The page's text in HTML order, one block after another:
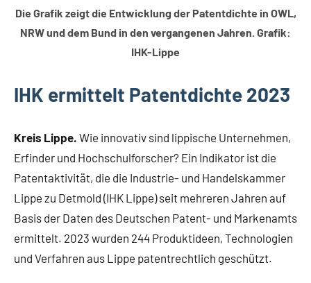
Die Grafik zeigt die Entwicklung der Patentdichte in OWL,
NRW und dem Bund in den vergangenen Jahren. Grafik:
IHK-Lippe
IHK ermittelt Patentdichte 2023
Kreis Lippe. Wie innovativ sind lippische Unternehmen,
Erfinder und Hochschulforscher? Ein Indikator ist die
Patentaktivität, die die Industrie- und Handelskammer
Lippe zu Detmold (IHK Lippe) seit mehreren Jahren auf
Basis der Daten des Deutschen Patent- und Markenamts
ermittelt. 2023 wurden 244 Produktideen, Technologien
und Verfahren aus Lippe patentrechtlich geschützt.